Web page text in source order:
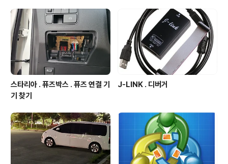
스타리아 . 퓨즈박스 . 퓨즈 연결 기
기 찾기
J-LINK . 디버거